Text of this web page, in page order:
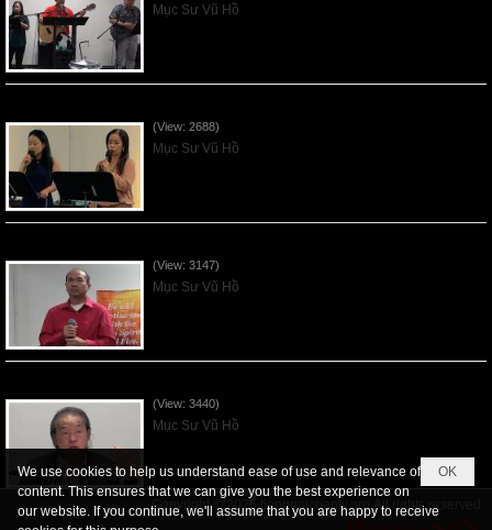
Mục Sư Vũ Hồ
(View: 2688)
Mục Sư Vũ Hồ
(View: 3147)
Mục Sư Vũ Hồ
(View: 3440)
Mục Sư Vũ Hồ
Copyright © 2026tiengnoichanly.orgAll rights reserved
OK
We use cookies to help us understand ease of use and relevance of
content. This ensures that we can give you the best experience on
our website. If you continue, we'll assume that you are happy to receive